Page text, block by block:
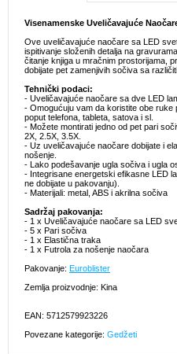
Visenamenske Uveličavajuće
Ove uveličavajuće naočare sa LED
ispitivanje složenih detalja na
čitanje knjiga u mračnim prostorijama,
dobijate pet zamenjivih sočiva sa
Tehnički podaci:
- Uveličavajuće naočare sa dve LED
- Omogućuju vam da koristite obe ruke
poput telefona, tableta, satova i sl.
- Možete montirati jedno od pet pari
2X, 2.5X, 3.5X.
- Uz uveličavajuće naočare dobijate i
nošenje.
- Lako podešavanje ugla sočiva i ugla
- Integrisane energetski efikasne LED
ne dobijate u pakovanju).
- Materijali: metal, ABS i akrilna sočiva
Sadržaj pakovanja:
- 1 x Uveličavajuće naočare sa LED
- 5 x Pari sočiva
- 1 x Elastična traka
- 1 x Futrola za nošenje naočara
Pakovanje: Euroblister
Zemlja proizvodnje: Kina
EAN: 5712579923226
Povezane kategorije: Gedžeti